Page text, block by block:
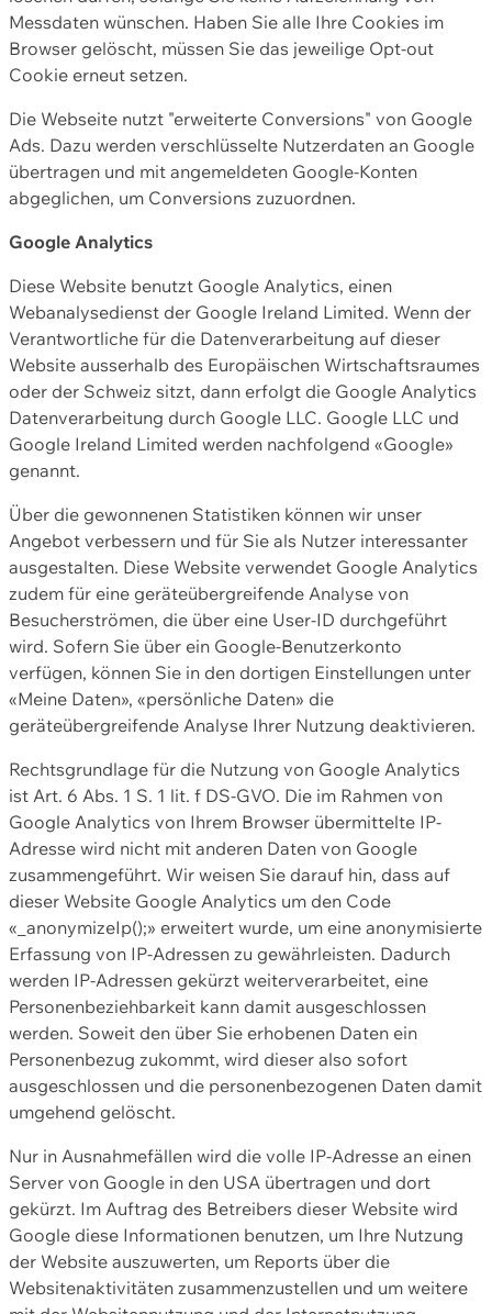
Messdaten wünschen. Haben Sie alle Ihre Cookies im
Browser gelöscht, müssen Sie das jeweilige Opt-out
Cookie erneut setzen.
Die Webseite nutzt "erweiterte Conversions" von Google
Ads. Dazu werden verschlüsselte Nutzerdaten an Google
übertragen und mit angemeldeten Google-Konten
abgeglichen, um Conversions zuzuordnen.
Google Analytics
Diese Website benutzt Google Analytics, einen
Webanalysedienst der Google Ireland Limited. Wenn der
Verantwortliche für die Datenverarbeitung auf dieser
Website ausserhalb des Europäischen Wirtschaftsraumes
oder der Schweiz sitzt, dann erfolgt die Google Analytics
Datenverarbeitung durch Google LLC. Google LLC und
Google Ireland Limited werden nachfolgend «Google»
genannt.
Über die gewonnenen Statistiken können wir unser
Angebot verbessern und für Sie als Nutzer interessanter
ausgestalten. Diese Website verwendet Google Analytics
zudem für eine geräteübergreifende Analyse von
Besucherströmen, die über eine User-ID durchgeführt
wird. Sofern Sie über ein Google-Benutzerkonto
verfügen, können Sie in den dortigen Einstellungen unter
«Meine Daten», «persönliche Daten» die
geräteübergreifende Analyse Ihrer Nutzung deaktivieren.
Rechtsgrundlage für die Nutzung von Google Analytics
ist Art. 6 Abs. 1 S. 1 lit. f DS-GVO. Die im Rahmen von
Google Analytics von Ihrem Browser übermittelte IP-
Adresse wird nicht mit anderen Daten von Google
zusammengeführt. Wir weisen Sie darauf hin, dass auf
dieser Website Google Analytics um den Code
«_anonymizeIp();» erweitert wurde, um eine anonymisierte
Erfassung von IP-Adressen zu gewährleisten. Dadurch
werden IP-Adressen gekürzt weiterverarbeitet, eine
Personenbeziehbarkeit kann damit ausgeschlossen
werden. Soweit den über Sie erhobenen Daten ein
Personenbezug zukommt, wird dieser also sofort
ausgeschlossen und die personenbezogenen Daten damit
umgehend gelöscht.
Nur in Ausnahmefällen wird die volle IP-Adresse an einen
Server von Google in den USA übertragen und dort
gekürzt. Im Auftrag des Betreibers dieser Website wird
Google diese Informationen benutzen, um Ihre Nutzung
der Website auszuwerten, um Reports über die
Websitenaktivitäten zusammenzustellen und um weitere